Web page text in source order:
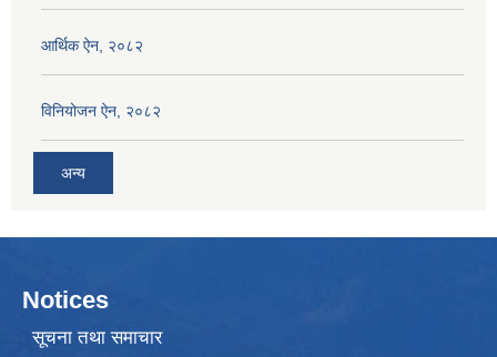
आर्थिक ऐन, २०८२
विनियोजन ऐन, २०८२
अन्य
Notices
सूचना तथा समाचार